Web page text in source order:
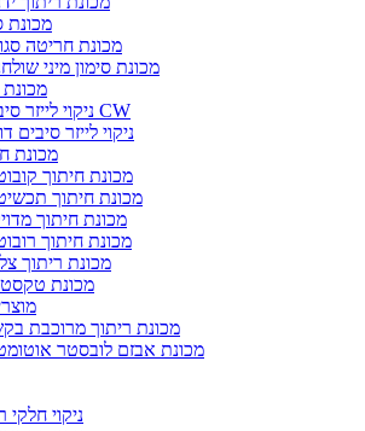
מכונת
מכונת חריטה
מכונת סימון מיני
מכונת
ניקוי לייזר סיבים CW
ניקוי לייזר סיבים
מכונת
מכונת חיתוך
מכונת חיתוך
מכונת חיתוך
מכונת חיתוך
מכונת ריתוך
מכונת
מכונת ריתוך מרוכבת
מכונת אבזם לובסטר
ניקוי חלקי